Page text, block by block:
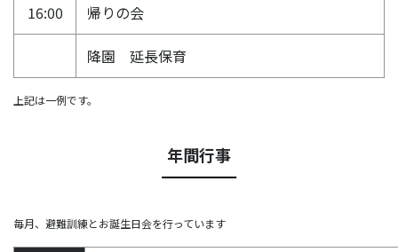
16:00 帰りの会
降園 延長保育
上記は一例です。
年間行事
毎月、避難訓練とお誕生日会を行っています